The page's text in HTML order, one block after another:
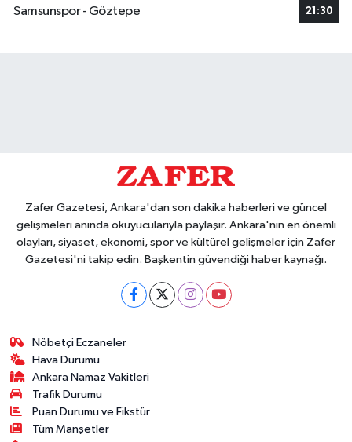
Samsunspor - Göztepe
21:30
Zafer Gazetesi, Ankara'dan son dakika haberleri ve güncel
gelişmeleri anında okuyucularıyla paylaşır. Ankara'nın en önemli
olayları, siyaset, ekonomi, spor ve kültürel gelişmeler için Zafer
Gazetesi'ni takip edin. Başkentin güvendiği haber kaynağı.
Nöbetçi Eczaneler
Hava Durumu
Ankara Namaz Vakitleri
Trafik Durumu
Puan Durumu ve Fikstür
Tüm Manşetler